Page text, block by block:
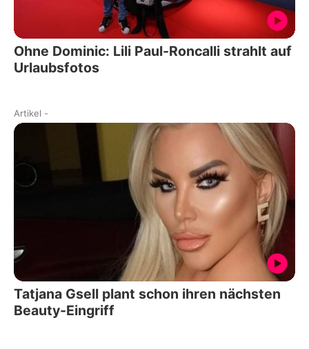
Ohne Dominic: Lili Paul-Roncalli strahlt auf
Urlaubsfotos
Artikel -
Tatjana Gsell plant schon ihren nächsten
Beauty-Eingriff